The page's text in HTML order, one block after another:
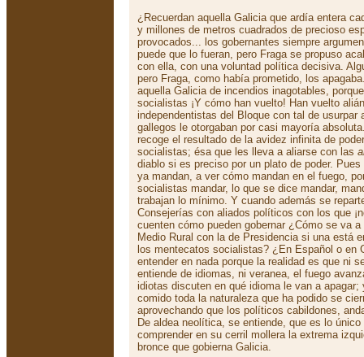
¿Recuerdan aquella Galicia que ardía entera
y millones de metros cuadrados de precioso
provocados... los gobernantes siempre
puede que lo fueran, pero Fraga se propuso
con ella, con una voluntad política decisiva.
pero Fraga, como había prometido, los
aquella Galicia de incendios inagotables,
socialistas ¡Y cómo han vuelto! Han vuelto
independentistas del Bloque con tal de usurpar
gallegos le otorgaban por casi mayoría
recoge el resultado de la avidez infinita de
socialistas; ésa que les lleva a aliarse con las
diablo si es preciso por un plato de poder.
ya mandan, a ver cómo mandan en el fuego,
socialistas mandar, lo que se dice mandar,
trabajan lo mínimo. Y cuando además se
Consejerías con aliados políticos con los que
cuenten cómo pueden gobernar ¿Cómo se va
Medio Rural con la de Presidencia si una está
los mentecatos socialistas? ¿En Español o en
entender en nada porque la realidad es que ni
entiende de idiomas, ni veranea, el fuego
idiotas discuten en qué idioma le van a
comido toda la naturaleza que ha podido se
aprovechando que los políticos cabildones,
De aldea neolítica, se entiende, que es lo
comprender en su cerril mollera la extrema
bronce que gobierna Galicia.